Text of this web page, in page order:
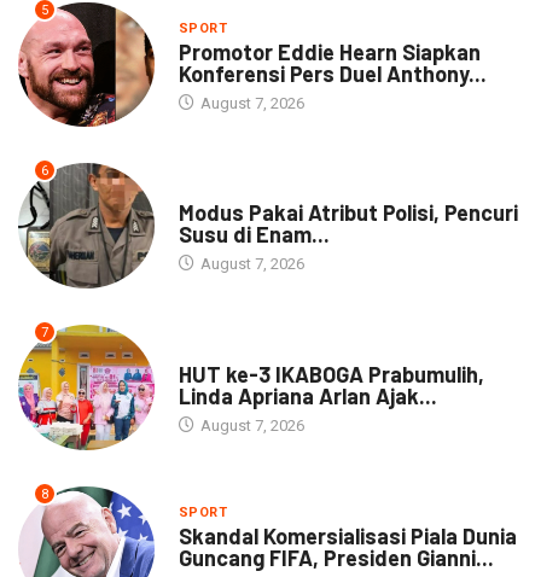
5
SPORT
Promotor Eddie Hearn Siapkan
Konferensi Pers Duel Anthony...
August 7, 2026
6
Modus Pakai Atribut Polisi, Pencuri
Susu di Enam...
August 7, 2026
7
HUT ke-3 IKABOGA Prabumulih,
Linda Apriana Arlan Ajak...
August 7, 2026
8
SPORT
Skandal Komersialisasi Piala Dunia
Guncang FIFA, Presiden Gianni...